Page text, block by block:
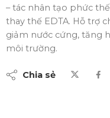
– tác nhân tạo phức
thay thế EDTA. Hỗ trợ
giảm nước cứng, tăng
môi trường.
Chia sẻ